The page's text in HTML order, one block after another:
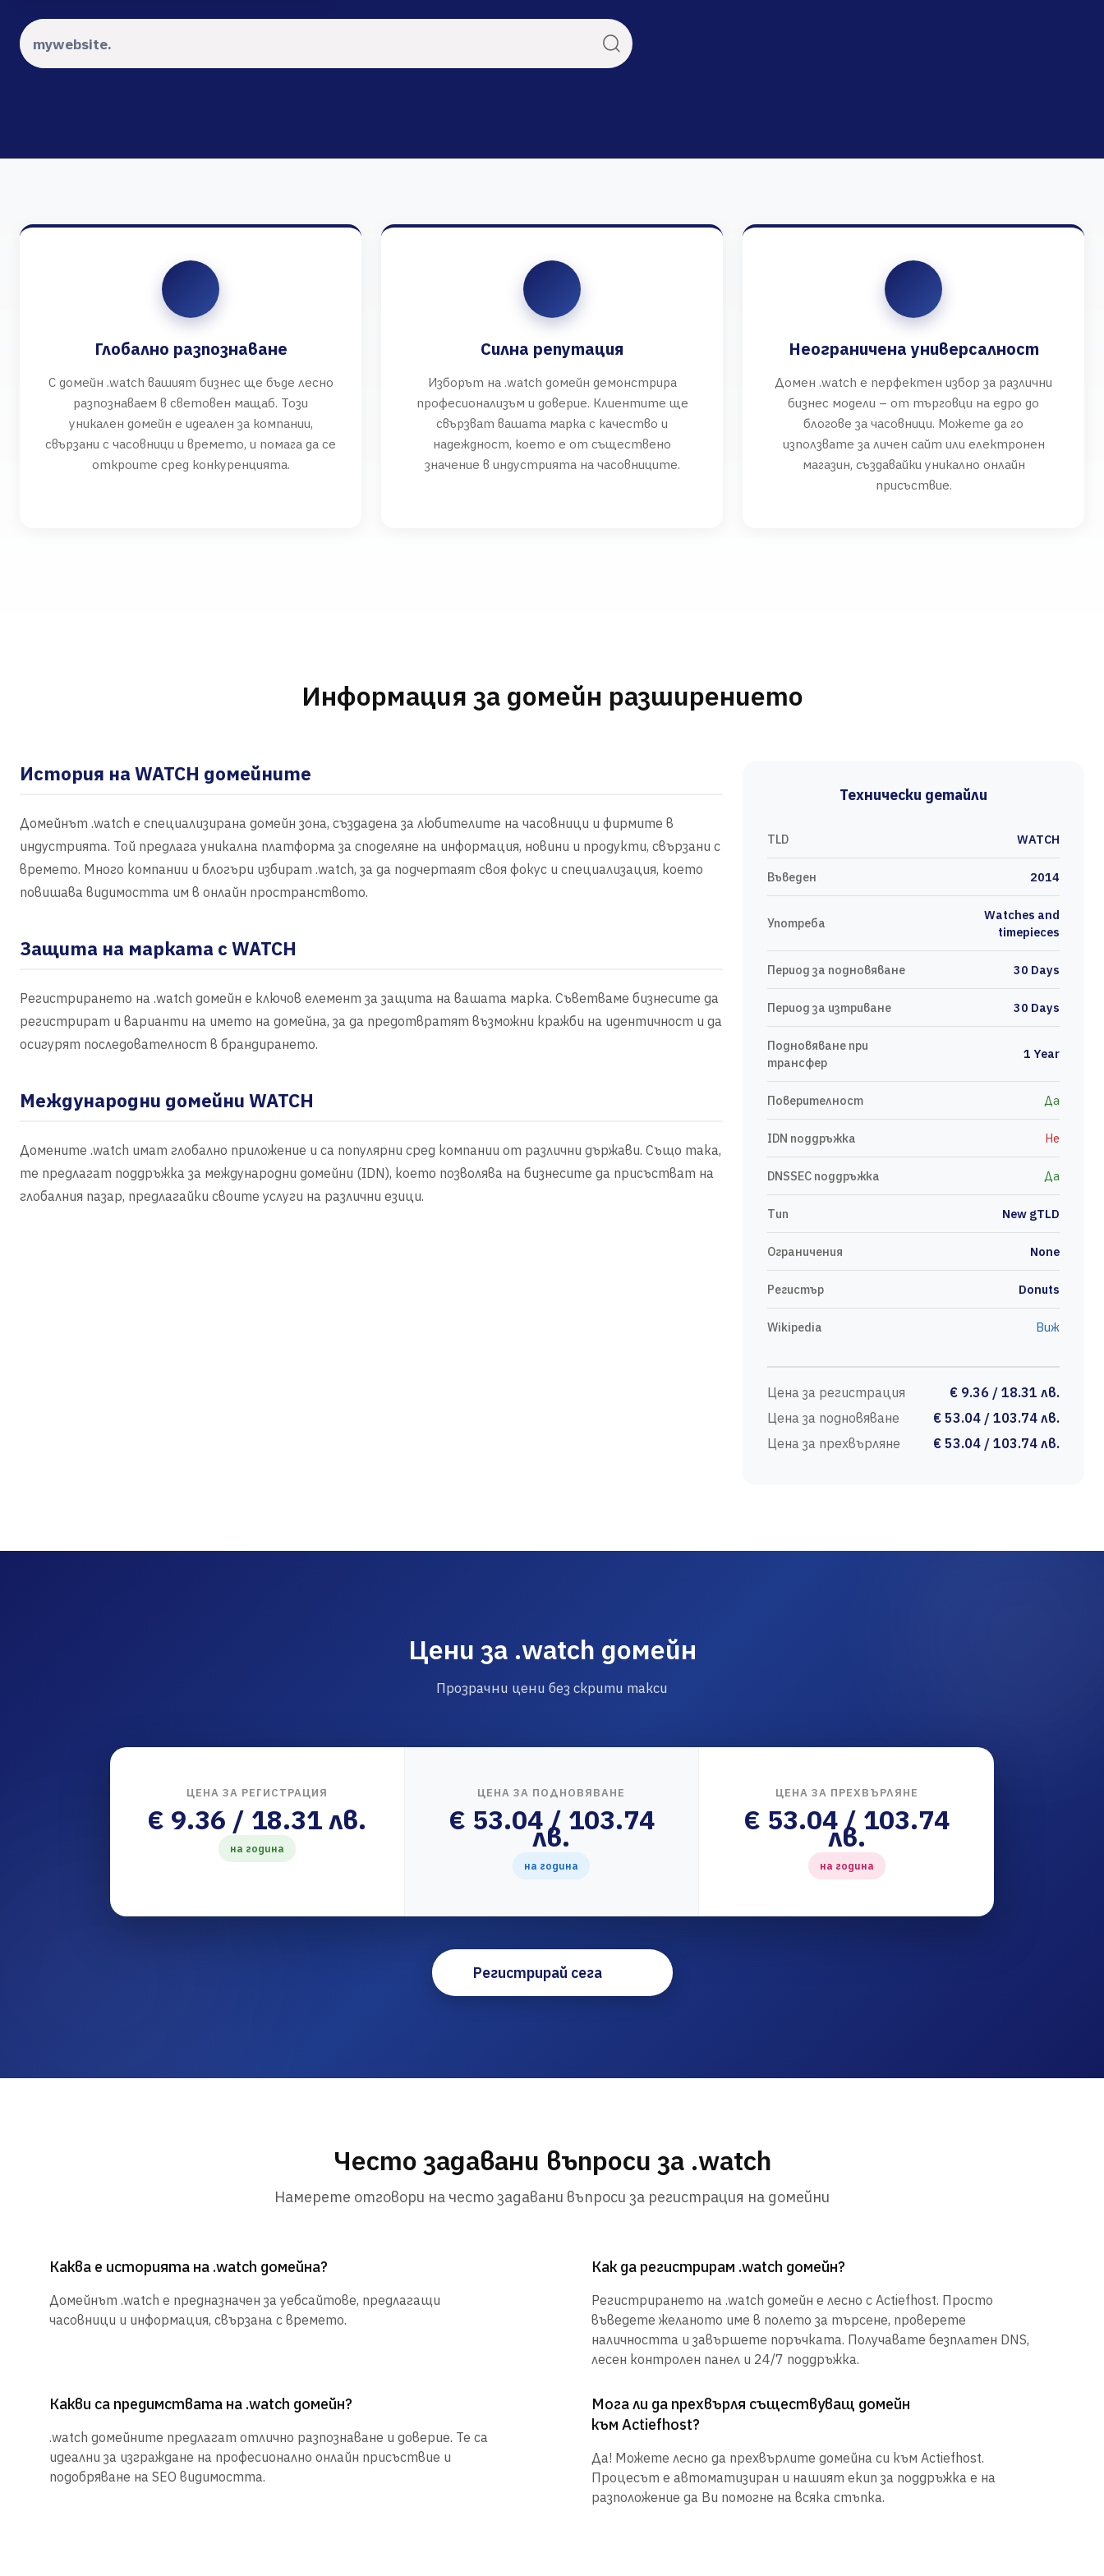
Глобално разпознаване
С домейн .watch вашият бизнес ще бъде лесно
разпознаваем в световен мащаб. Този
уникален домейн е идеален за компании,
свързани с часовници и времето, и помага да се
откроите сред конкуренцията.
Силна репутация
Изборът на .watch домейн демонстрира
професионализъм и доверие. Клиентите ще
свързват вашата марка с качество и
надеждност, което е от съществено
значение в индустрията на часовниците.
Неограничена универсалност
Домен .watch е перфектен избор за различни
бизнес модели – от търговци на едро до
блогове за часовници. Можете да го
използвате за личен сайт или електронен
магазин, създавайки уникално онлайн
присъствие.
Информация за домейн разширението
История на WATCH домейните
Домейнът .watch е специализирана домейн зона, създадена за любителите на часовници и фирмите в
индустрията. Той предлага уникална платформа за споделяне на информация, новини и продукти, свързани с
времето. Много компании и блогъри избират .watch, за да подчертаят своя фокус и специализация, което
повишава видимостта им в онлайн пространството.
Защита на марката с WATCH
Регистрирането на .watch домейн е ключов елемент за защита на вашата марка. Съветваме бизнесите да
регистрират и варианти на името на домейна, за да предотвратят възможни кражби на идентичност и да
осигурят последователност в брандирането.
Международни домейни WATCH
Домените .watch имат глобално приложение и са популярни сред компании от различни държави. Също така,
те предлагат поддръжка за международни домейни (IDN), което позволява на бизнесите да присъстват на
глобалния пазар, предлагайки своите услуги на различни езици.
Технически детайли
TLD WATCH
Въведен 2014
Употреба
Watches and
timepieces
Период за подновяване 30 Days
Период за изтриване 30 Days
Подновяване при
трансфер
1 Year
Поверителност Да
IDN поддръжка Не
DNSSEC поддръжка Да
Тип New gTLD
Ограничения None
Регистър Donuts
Wikipedia Виж
Цена за регистрация
€ 9.36 / 18.31 лв.
Цена за подновяване
€ 53.04 / 103.74 лв.
Цена за прехвърляне
€ 53.04 / 103.74 лв.
Цени за .watch домейн
Прозрачни цени без скрити такси
ЦЕНА ЗА РЕГИСТРАЦИЯ
€ 9.36 / 18.31 лв.
на година
ЦЕНА ЗА ПОДНОВЯВАНЕ
€ 53.04 / 103.74
лв.
на година
ЦЕНА ЗА ПРЕХВЪРЛЯНЕ
€ 53.04 / 103.74
лв.
на година
Регистрирай сега
Често задавани въпроси за .watch
Намерете отговори на често задавани въпроси за регистрация на домейни
Каква е историята на .watch домейна?
Домейнът .watch е предназначен за уебсайтове, предлагащи
часовници и информация, свързана с времето.
Как да регистрирам .watch домейн?
Регистрирането на .watch домейн е лесно с Actiefhost. Просто
въведете желаното име в полето за търсене, проверете
наличността и завършете поръчката. Получавате безплатен DNS,
лесен контролен панел и 24/7 поддръжка.
Какви са предимствата на .watch домейн?
.watch домейните предлагат отлично разпознаване и доверие. Те са
идеални за изграждане на професионално онлайн присъствие и
подобряване на SEO видимостта.
Мога ли да прехвърля съществуващ домейн
към Actiefhost?
Да! Можете лесно да прехвърлите домейна си към Actiefhost.
Процесът е автоматизиран и нашият екип за поддръжка е на
разположение да Ви помогне на всяка стъпка.